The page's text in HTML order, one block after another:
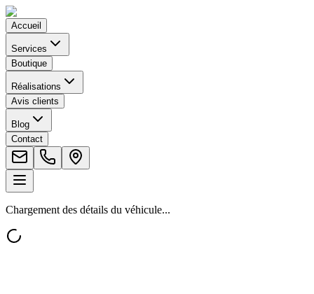
Accueil
Services
Boutique
Réalisations
Avis clients
Blog
Contact
Chargement des détails du véhicule...